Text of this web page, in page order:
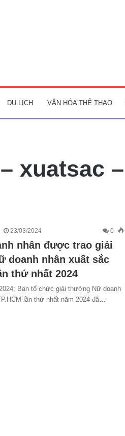
DU LỊCH VĂN HÓA THỂ THAO
xuatsac –
23/03/2024 0
nhân được trao giải
doanh nhân xuất sắc
thứ nhất 2024
Ban tổ chức giải thưởng Nữ doanh
lần thứ nhất năm 2024 đã…